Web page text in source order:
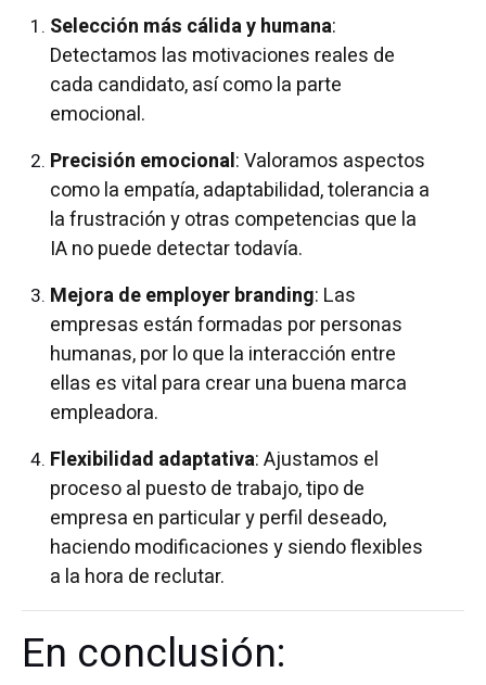
Selección más cálida y humana:
Detectamos las motivaciones reales de
cada candidato, así como la parte
emocional.
Precisión emocional: Valoramos aspectos
como la empatía, adaptabilidad, tolerancia a
la frustración y otras competencias que la
IA no puede detectar todavía.
Mejora de employer branding: Las
empresas están formadas por personas
humanas, por lo que la interacción entre
ellas es vital para crear una buena marca
empleadora.
Flexibilidad adaptativa: Ajustamos el
proceso al puesto de trabajo, tipo de
empresa en particular y perfil deseado,
haciendo modificaciones y siendo flexibles
a la hora de reclutar.
En conclusión: